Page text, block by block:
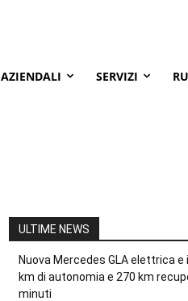
AZIENDALI SERVIZI
ULTIME NEWS
Nuova Mercedes GLA elettrica e
km di autonomia e 270 km
minuti